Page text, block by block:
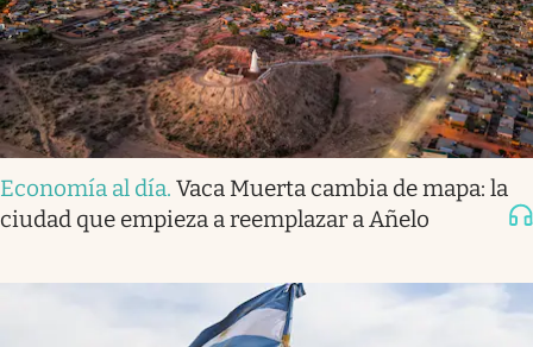
Economía al día. Vaca Muerta cambia de mapa: la
ciudad que empieza a reemplazar a Añelo